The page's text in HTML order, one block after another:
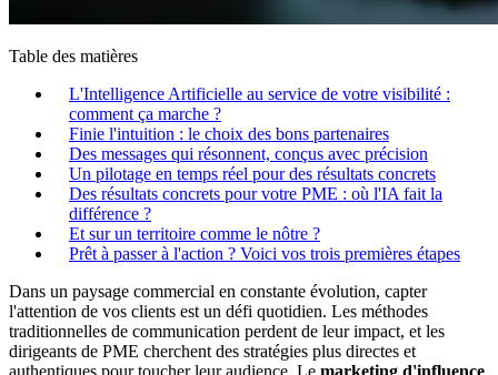
Table des matières
L'Intelligence Artificielle au service de votre visibilité :
comment ça marche ?
Finie l'intuition : le choix des bons partenaires
Des messages qui résonnent, conçus avec précision
Un pilotage en temps réel pour des résultats concrets
Des résultats concrets pour votre PME : où l'IA fait la
différence ?
Et sur un territoire comme le nôtre ?
Prêt à passer à l'action ? Voici vos trois premières étapes
Dans un paysage commercial en constante évolution, capter
l'attention de vos clients est un défi quotidien. Les méthodes
traditionnelles de communication perdent de leur impact, et les
dirigeants de PME cherchent des stratégies plus directes et
authentiques pour toucher leur audience. Le marketing d'influence